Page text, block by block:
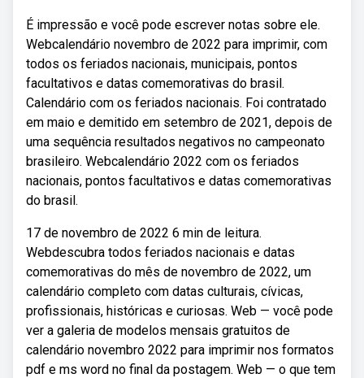
É impressão e você pode escrever notas sobre ele.
Webcalendário novembro de 2022 para imprimir, com
todos os feriados nacionais, municipais, pontos
facultativos e datas comemorativas do brasil.
Calendário com os feriados nacionais. Foi contratado
em maio e demitido em setembro de 2021, depois de
uma sequência resultados negativos no campeonato
brasileiro. Webcalendário 2022 com os feriados
nacionais, pontos facultativos e datas comemorativas
do brasil.
17 de novembro de 2022 6 min de leitura.
Webdescubra todos feriados nacionais e datas
comemorativas do mês de novembro de 2022, um
calendário completo com datas culturais, cívicas,
profissionais, históricas e curiosas. Web — você pode
ver a galeria de modelos mensais gratuitos de
calendário novembro 2022 para imprimir nos formatos
pdf e ms word no final da postagem. Web — o que tem